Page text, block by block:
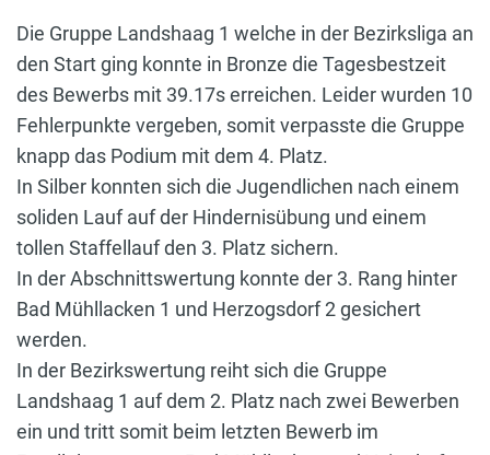
Die Gruppe Landshaag 1 welche in der Bezirksliga an
den Start ging konnte in Bronze die Tagesbestzeit
des Bewerbs mit 39.17s erreichen. Leider wurden 10
Fehlerpunkte vergeben, somit verpasste die Gruppe
knapp das Podium mit dem 4. Platz.
In Silber konnten sich die Jugendlichen nach einem
soliden Lauf auf der Hindernisübung und einem
tollen Staffellauf den 3. Platz sichern.
In der Abschnittswertung konnte der 3. Rang hinter
Bad Mühllacken 1 und Herzogsdorf 2 gesichert
werden.
In der Bezirkswertung reiht sich die Gruppe
Landshaag 1 auf dem 2. Platz nach zwei Bewerben
ein und tritt somit beim letzten Bewerb im